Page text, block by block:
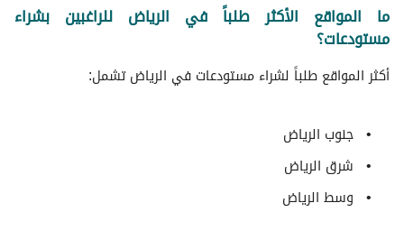
ما المواقع الأكثر طلباً في الرياض للراغبين بشراء
مستودعات؟
أكثر المواقع طلباً لشراء مستودعات في الرياض تشمل:
جنوب الرياض
شرق الرياض
وسط الرياض